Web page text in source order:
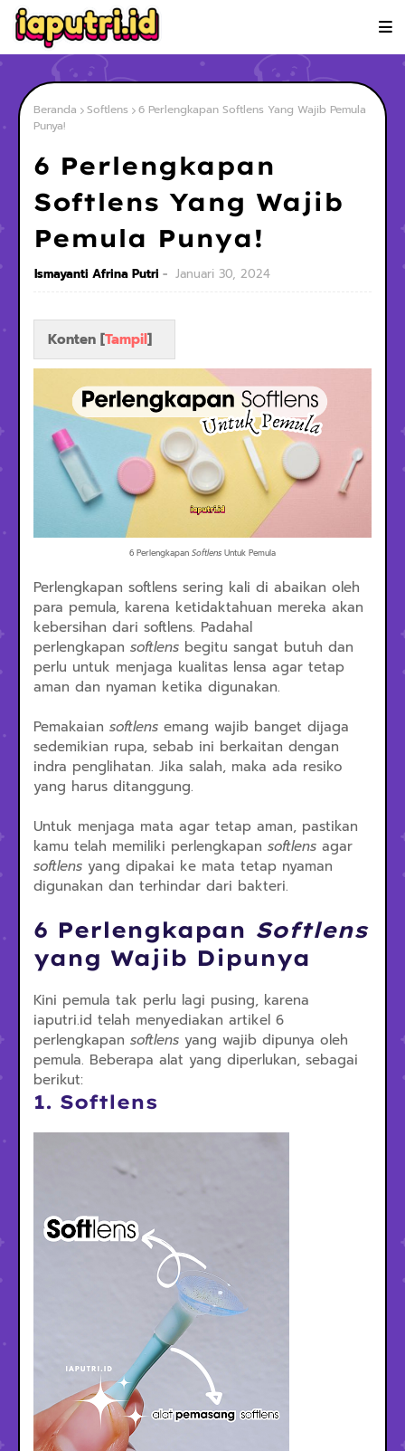
Beranda Softlens
6 Perlengkapan Softlens Yang Wajib Pemula
Punya!
6 Perlengkapan
Softlens Yang Wajib
Pemula Punya!
Ismayanti Afrina Putri Januari 30, 2024
Konten [Tampil]
6 Perlengkapan Softlens Untuk Pemula
Perlengkapan softlens sering kali di abaikan oleh
para pemula, karena ketidaktahuan mereka akan
kebersihan dari softlens. Padahal
perlengkapan softlens begitu sangat butuh dan
perlu untuk menjaga kualitas lensa agar tetap
aman dan nyaman ketika digunakan.
Pemakaian softlens emang wajib banget dijaga
sedemikian rupa, sebab ini berkaitan dengan
indra penglihatan. Jika salah, maka ada resiko
yang harus ditanggung.
Untuk menjaga mata agar tetap aman, pastikan
kamu telah memiliki perlengkapan softlens agar
softlens yang dipakai ke mata tetap nyaman
digunakan dan terhindar dari bakteri.
6 Perlengkapan Softlens
yang Wajib Dipunya
Kini pemula tak perlu lagi pusing, karena
iaputri.id telah menyediakan artikel 6
perlengkapan softlens yang wajib dipunya oleh
pemula. Beberapa alat yang diperlukan, sebagai
berikut:
1. Softlens